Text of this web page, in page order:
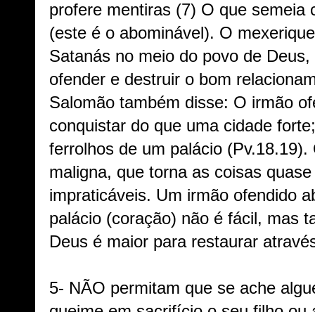
profere mentiras (7) O que semeia
(este é o abominável). O
Satanás no meio do povo de
ofender e destruir o bom
Salomão também disse: O irmão
conquistar do que uma cidade
ferrolhos de um palácio
maligna, que torna as coisas
impraticáveis. Um irmão ofendido
palácio (coração) não é fácil, mas
Deus é maior para restaurar
5- NÃO permitam que se ache